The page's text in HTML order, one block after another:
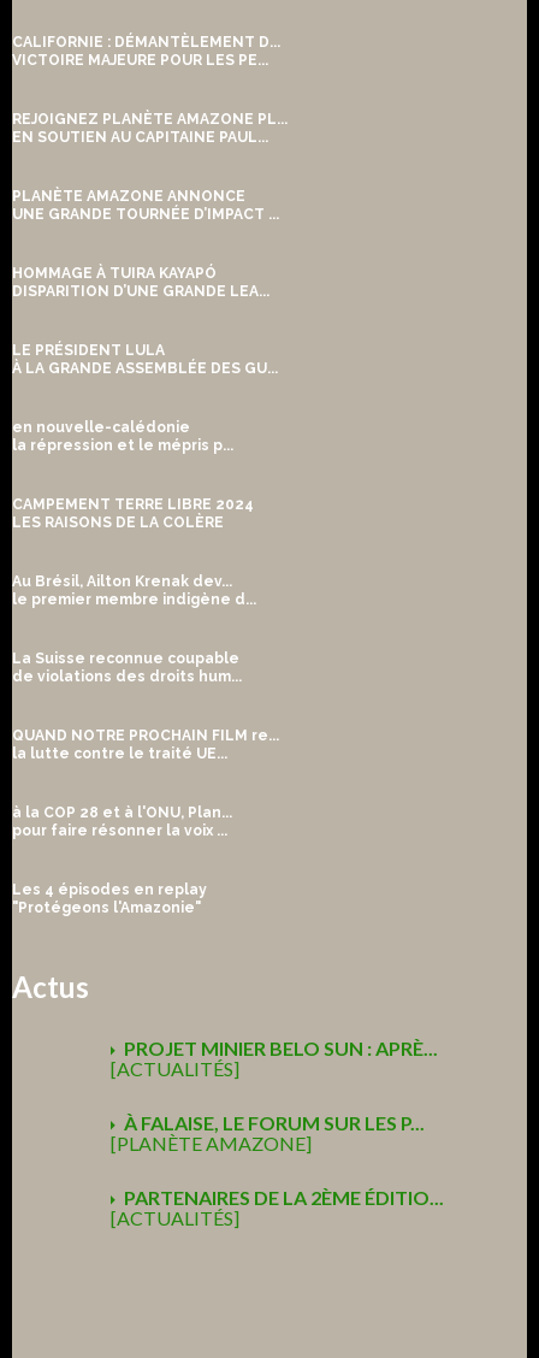
CALIFORNIE : DÉMANTÈLEMENT D...
VICTOIRE MAJEURE POUR LES PE...
REJOIGNEZ PLANÈTE AMAZONE PL...
EN SOUTIEN AU CAPITAINE PAUL...
PLANÈTE AMAZONE ANNONCE
UNE GRANDE TOURNÉE D’IMPACT ...
HOMMAGE À TUIRA KAYAPÓ
DISPARITION D’UNE GRANDE LEA...
LE PRÉSIDENT LULA
À LA GRANDE ASSEMBLÉE DES GU...
en nouvelle-calédonie
la répression et le mépris p...
CAMPEMENT TERRE LIBRE 2024
LES RAISONS DE LA COLÈRE
Au Brésil, Ailton Krenak dev...
le premier membre indigène d...
La Suisse reconnue coupable
de violations des droits hum...
QUAND NOTRE PROCHAIN FILM re...
la lutte contre le traité UE...
à la COP 28 et à l'ONU, Plan...
pour faire résonner la voix ...
Les 4 épisodes en replay
"Protégeons l'Amazonie"
Actus
PROJET MINIER BELO SUN : APRÈ...
[ACTUALITÉS]
À FALAISE, LE FORUM SUR LES P...
[PLANÈTE AMAZONE]
PARTENAIRES DE LA 2ÈME ÉDITIO...
[ACTUALITÉS]